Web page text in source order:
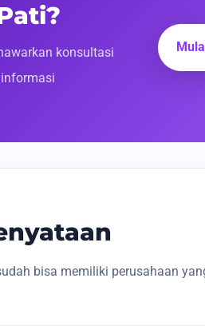
konsultasi
bisa memiliki perusahaan